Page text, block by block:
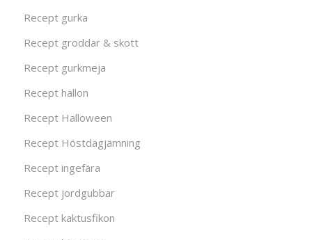
Recept gurka
Recept groddar & skott
Recept gurkmeja
Recept hallon
Recept Halloween
Recept Höstdagjämning
Recept ingefära
Recept jordgubbar
Recept kaktusfikon